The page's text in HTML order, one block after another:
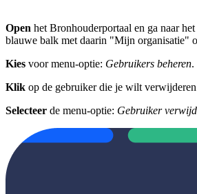
Open het Bronhouderportaal en ga naar het
blauwe balk met daarin "Mijn organisatie"
Kies voor menu-optie: Gebruikers beheren.
Klik op de gebruiker die je wilt
Selecteer de menu-optie: Gebruiker